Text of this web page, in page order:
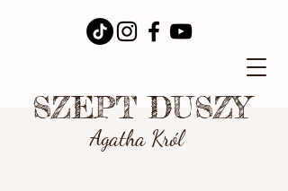
Agatha Król
SZEPT DUSZY